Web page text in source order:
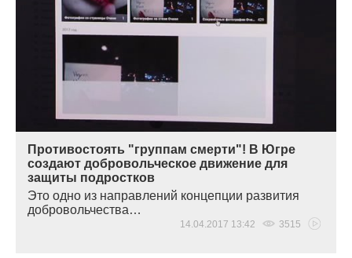
Противостоять "группам смерти"! В Югре
создают добровольческое движение для
защиты подростков
Это одно из направлений концепции развития
добровольчества…
14.04.2017 13:42 3515